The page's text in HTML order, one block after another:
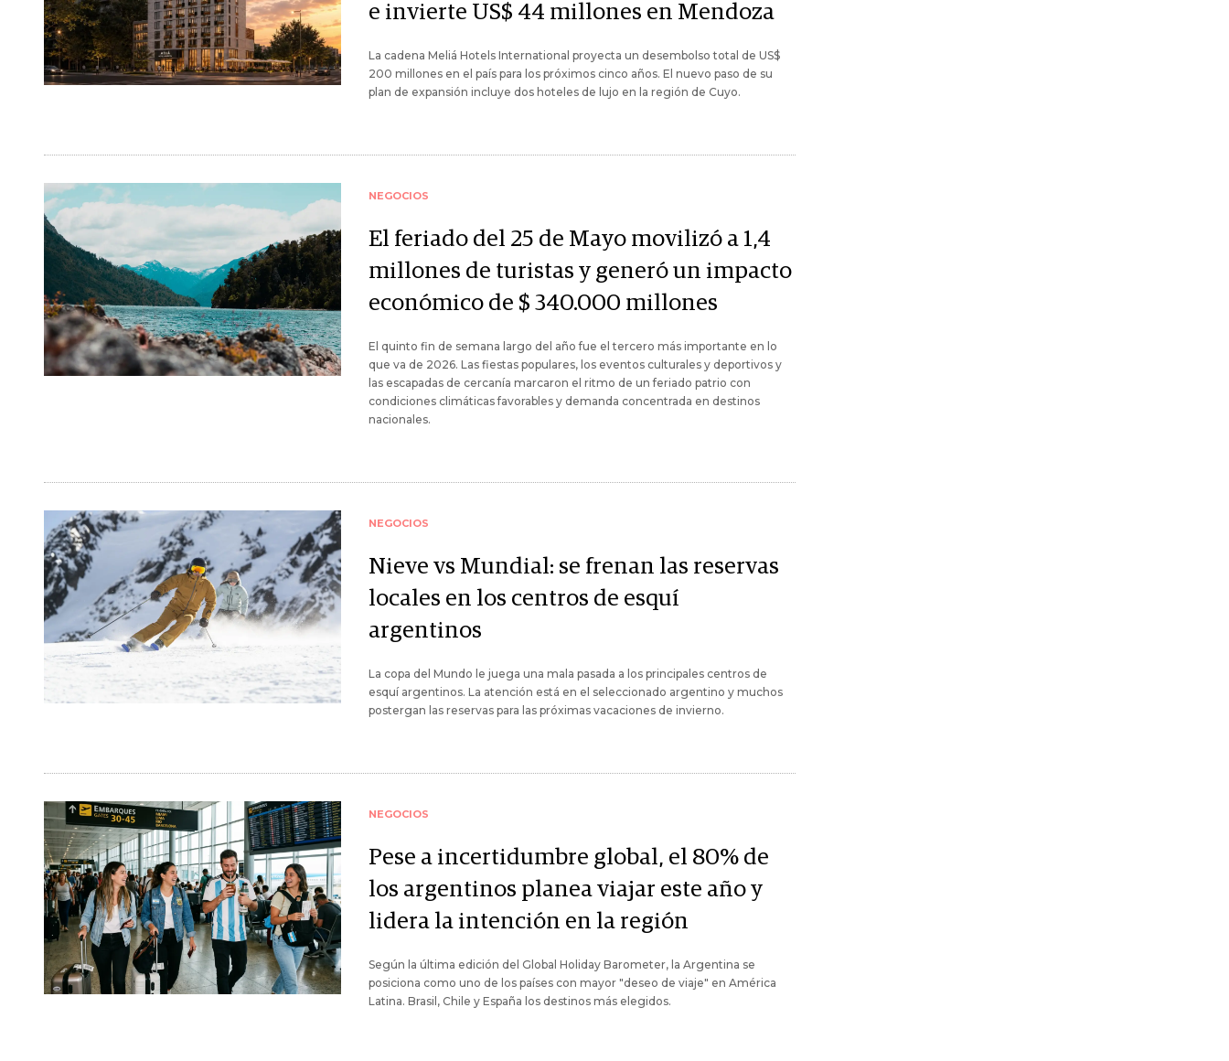
e invierte US$ 44 millones en Mendoza
La cadena Meliá Hotels International proyecta un desembolso total de US$
200 millones en el país para los próximos cinco años. El nuevo paso de su
plan de expansión incluye dos hoteles de lujo en la región de Cuyo.
NEGOCIOS
El feriado del 25 de Mayo movilizó a 1,4
millones de turistas y generó un impacto
económico de $ 340.000 millones
El quinto fin de semana largo del año fue el tercero más importante en lo
que va de 2026. Las fiestas populares, los eventos culturales y deportivos y
las escapadas de cercanía marcaron el ritmo de un feriado patrio con
condiciones climáticas favorables y demanda concentrada en destinos
nacionales.
NEGOCIOS
Nieve vs Mundial: se frenan las reservas
locales en los centros de esquí
argentinos
La copa del Mundo le juega una mala pasada a los principales centros de
esquí argentinos. La atención está en el seleccionado argentino y muchos
postergan las reservas para las próximas vacaciones de invierno.
NEGOCIOS
Pese a incertidumbre global, el 80% de
los argentinos planea viajar este año y
lidera la intención en la región
Según la última edición del Global Holiday Barometer, la Argentina se
posiciona como uno de los países con mayor "deseo de viaje" en América
Latina. Brasil, Chile y España los destinos más elegidos.